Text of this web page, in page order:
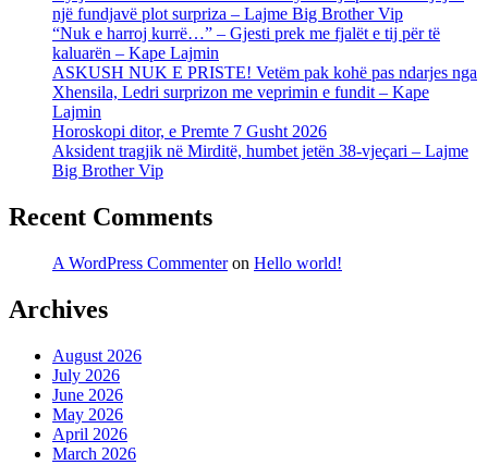
një fundjavë plot surpriza – Lajme Big Brother Vip
“Nuk e harroj kurrë…” – Gjesti prek me fjalët e tij për të
kaluarën – Kape Lajmin
ASKUSH NUK E PRISTE! Vetëm pak kohë pas ndarjes nga
Xhensila, Ledri surprizon me veprimin e fundit – Kape
Lajmin
Horoskopi ditor, e Premte 7 Gusht 2026
Aksident tragjik në Mirditë, humbet jetën 38-vjeçari – Lajme
Big Brother Vip
Recent Comments
A WordPress Commenteron Hello world!
Archives
August 2026
July 2026
June 2026
May 2026
April 2026
March 2026